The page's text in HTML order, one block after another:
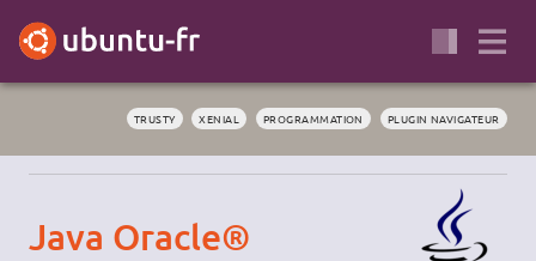
TRUSTY XENIAL PROGRAMMATION PLUGIN NAVIGATEUR
Java Oracle®